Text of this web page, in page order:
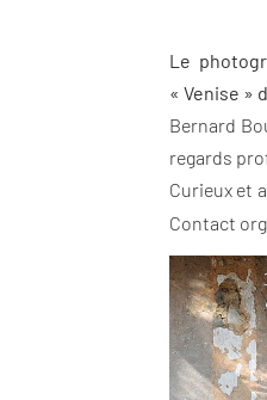
Le
« Venise »
Bernard
regards
Curieux et
Contact